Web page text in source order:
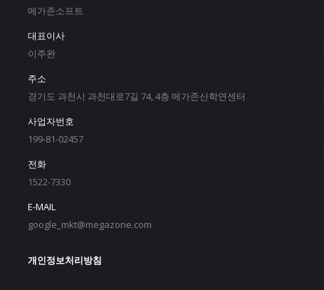
메가존소프트
대표이사
이주완
주소
경기도 과천시 과천대로7길 74, 4층 메가존산학연센터
사업자번호
199-81-02457
전화
1522-7330
E-MAIL
google_mkt@megazone.com
개인정보처리방침